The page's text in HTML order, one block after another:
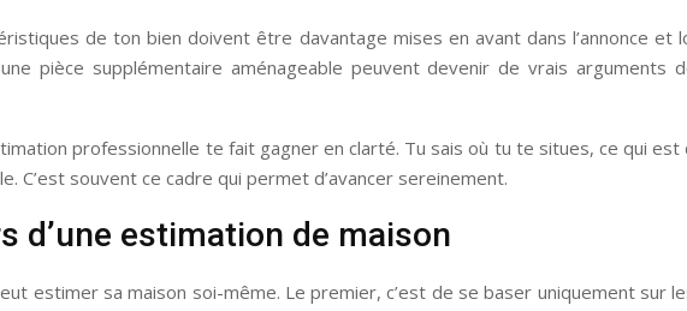
de ton bien doivent être davantage mises en avant dans l’annonce et
pièce supplémentaire aménageable peuvent devenir de vrais
professionnelle te fait gagner en clarté. Tu sais où tu te situes, ce qui est
C’est souvent ce cadre qui permet d’avancer sereinement.
d’une estimation de maison
estimer sa maison soi-même. Le premier, c’est de se baser uniquement sur